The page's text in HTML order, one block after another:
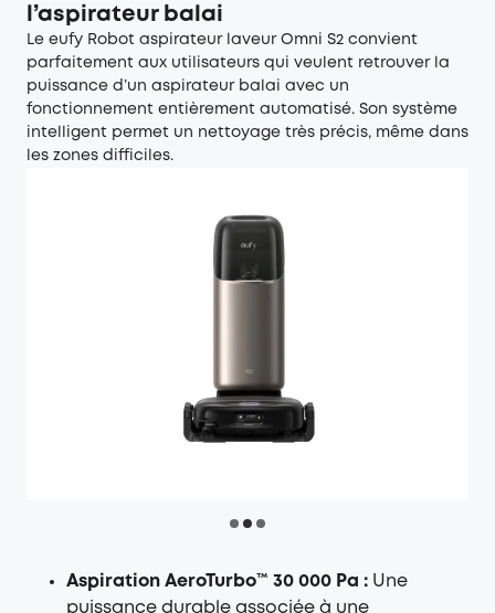
l’aspirateur balai
Le eufy Robot aspirateur laveur Omni S2 convient
parfaitement aux utilisateurs qui veulent retrouver la
puissance d’un aspirateur balai avec un
fonctionnement entièrement automatisé. Son système
intelligent permet un nettoyage très précis, même dans
les zones difficiles.
Aspiration AeroTurbo™ 30 000 Pa : Une
puissance durable associée à une